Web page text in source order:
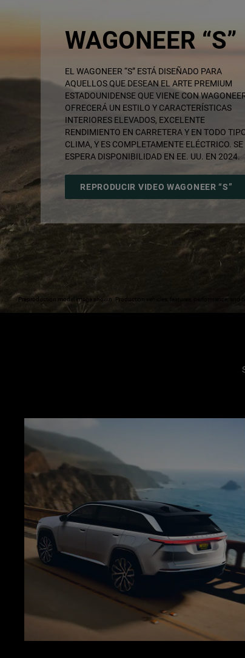
Preproduction model image shown. Production vehicles, features, performance, and
WAGONEER “S”
EL WAGONEER “S” ESTÁ DISEÑADO PARA
AQUELLOS QUE DESEAN EL ARTE PREMIUM
ESTADOUNIDENSE QUE VIENE CON
OFRECERÁ UN ESTILO Y CARACTERÍSTICAS
INTERIORES ELEVADOS, EXCELENTE
RENDIMIENTO EN CARRETERA Y EN TODO
CLIMA, Y ​​ES COMPLETAMENTE ELÉCTRICO. SE
ESPERA DISPONIBILIDAD EN EE. UU. EN 2024.
REPRODUCIR VIDEO WAGONEER “S”
FULL
Display